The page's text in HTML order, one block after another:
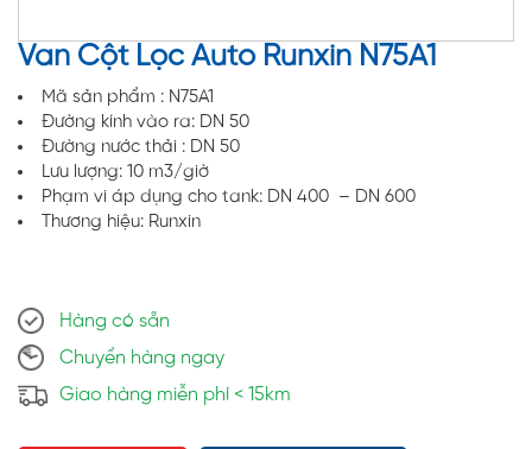
Van Cột Lọc Auto Runxin N75A1
Mã sản phẩm : N75A1
Đường kính vào ra: DN 50
Đường nước thải : DN 50
Lưu lượng: 10 m3/giờ
Phạm vi áp dụng cho tank: DN 400 – DN 600
Thương hiệu: Runxin
Hàng có sẵn
Chuyển hàng ngay
Giao hàng miễn phí < 15km